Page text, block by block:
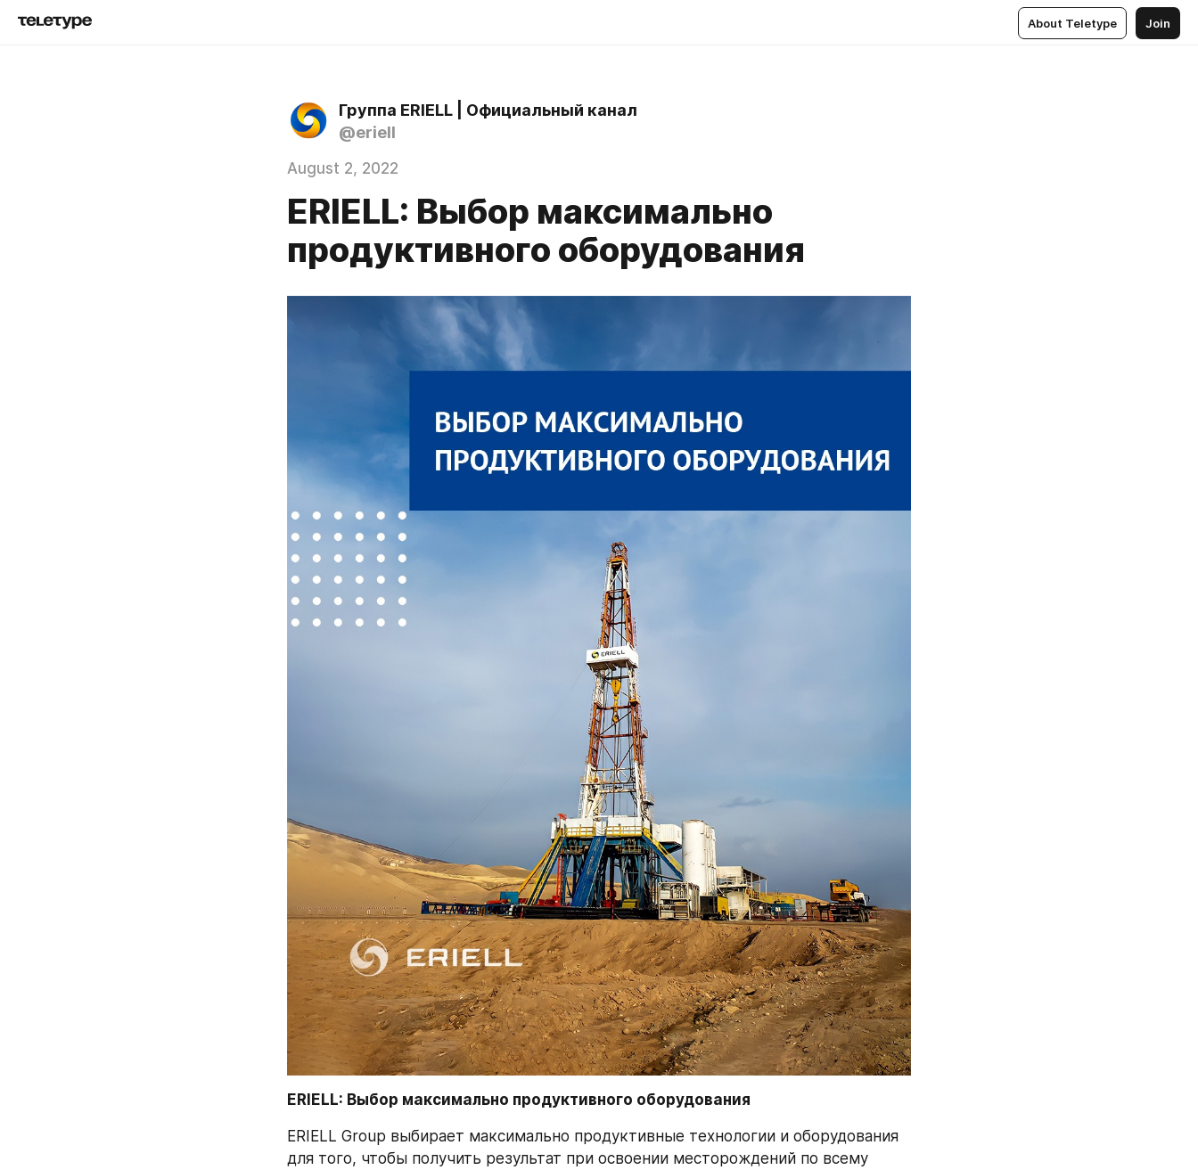
About Teletype Join
Группа ERIELL | Официальный канал
@eriell
August 2, 2022
ERIELL: Выбор максимально
продуктивного оборудования
ERIELL: Выбор максимально продуктивного оборудования
ERIELL Group выбирает максимально продуктивные технологии и оборудования
для того, чтобы получить результат при освоении месторождений по всему